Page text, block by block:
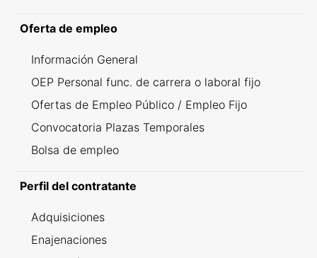
Oferta de empleo
Información General
OEP Personal func. de carrera o laboral fijo
Ofertas de Empleo Público / Empleo Fijo
Convocatoria Plazas Temporales
Bolsa de empleo
Perfil del contratante
Adquisiciones
Enajenaciones